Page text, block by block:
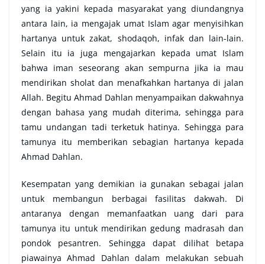
yang ia yakini kepada masyarakat yang diundangnya
antara lain, ia mengajak umat Islam agar menyisihkan
hartanya untuk zakat, shodaqoh, infak dan lain-lain.
Selain itu ia juga mengajarkan kepada umat Islam
bahwa iman seseorang akan sempurna jika ia mau
mendirikan sholat dan menafkahkan hartanya di jalan
Allah. Begitu Ahmad Dahlan menyampaikan dakwahnya
dengan bahasa yang mudah diterima, sehingga para
tamu undangan tadi terketuk hatinya. Sehingga para
tamunya itu memberikan sebagian hartanya kepada
Ahmad Dahlan.
Kesempatan yang demikian ia gunakan sebagai jalan
untuk membangun berbagai fasilitas dakwah. Di
antaranya dengan memanfaatkan uang dari para
tamunya itu untuk mendirikan gedung madrasah dan
pondok pesantren. Sehingga dapat dilihat betapa
piawainya Ahmad Dahlan dalam melakukan sebuah